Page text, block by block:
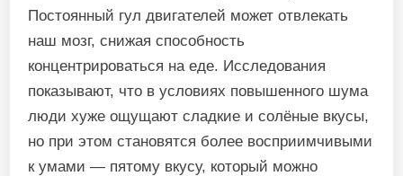
Постоянный гул двигателей может отвлекать
наш мозг, снижая способность
концентрироваться на еде. Исследования
показывают, что в условиях повышенного шума
люди хуже ощущают сладкие и солёные вкусы,
но при этом становятся более восприимчивыми
к умами — пятому вкусу, который можно